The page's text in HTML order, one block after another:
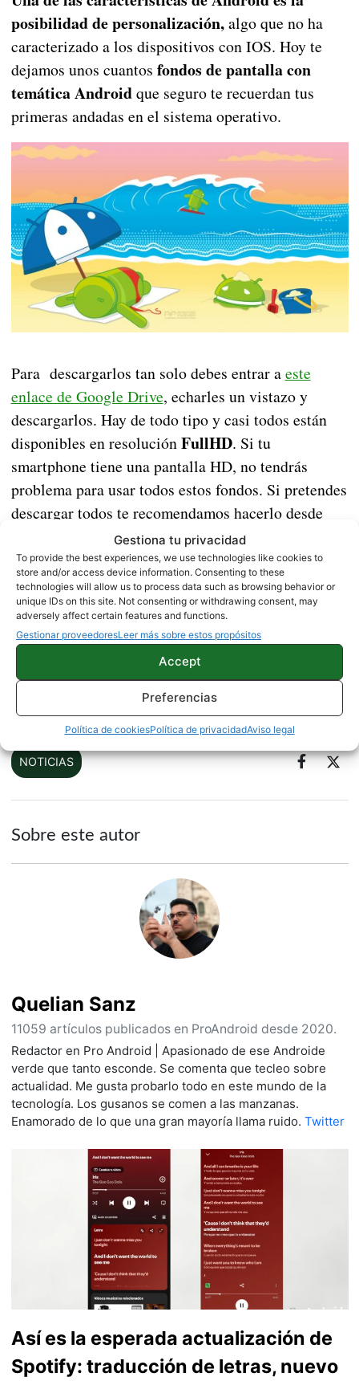
Gestiona tu privacidad
To provide the best experiences, we use technologies like cookies to
store and/or access device information. Consenting to these
technologies will allow us to process data such as browsing behavior or
unique IDs on this site. Not consenting or withdrawing consent, may
adversely affect certain features and functions.
Gestionar proveedoresLeer más sobre estos propósitos
Accept
Preferencias
Política de cookiesPolítica de privacidadAviso legal
posibilidad de personalización,algo que no ha
caracterizado a los dispositivos con IOS. Hoy te
dejamos unos cuantos fondos de pantalla con
temática Androidque seguro te recuerdan tus
primeras andadas en el sistema operativo.
Para descargarlos tan solo debes entrar aeste
enlace de Google Drive, echarles un vistazo y
descargarlos. Hay de todo tipo y casi todos están
disponibles en resoluciónFullHD. Si tu
smartphone tiene una pantalla HD, no tendrás
problema para usar todos estos fondos. Si pretendes
descargar todos te recomendamos hacerlo desde
aunque no es necesario si solo
quieres descargar uno o dos, ya que no pesarán
demasiado y podrás hacerlo con datos móviles.
Samsung Galaxy Note 8 vs iPhone X: ¿cuál es
más rápido?
Fondos de pantalla de Android |Google Drive
NOTICIAS
Sobre este autor
Quelian Sanz
11059 artículos publicados en ProAndroid desde 2020.
Redactor en Pro Android | Apasionado de ese Androide
verde que tanto esconde. Se comenta que tecleo sobre
actualidad. Me gusta probarlo todo en este mundo de la
tecnología. Los gusanos se comen a las manzanas.
Enamorado de lo que una gran mayoría llama ruido. Twitter
Así es la esperada actualización de
Spotify: traducción de letras, nuevo